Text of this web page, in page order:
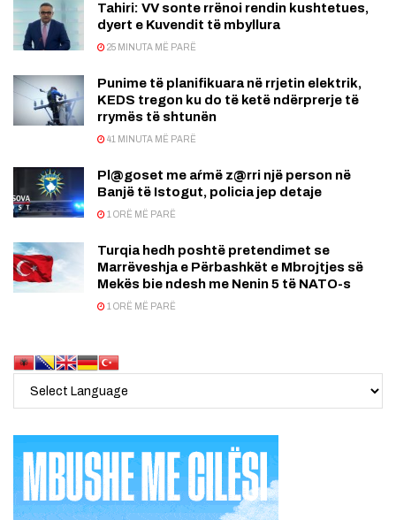
Tahiri: VV sonte rrënoi rendin kushtetues,
dyert e Kuvendit të mbyllura
25 MINUTA MË PARË
Punime të planifikuara në rrjetin elektrik,
KEDS tregon ku do të ketë ndërprerje të
rrymës të shtunën
41 MINUTA MË PARË
Pl@goset me aŕmë z@rri një person në
Banjë të Istogut, policia jep detaje
1 ORË MË PARË
Turqia hedh poshtë pretendimet se
Marrëveshja e Përbashkët e Mbrojtjes së
Mekës bie ndesh me Nenin 5 të NATO-s
1 ORË MË PARË